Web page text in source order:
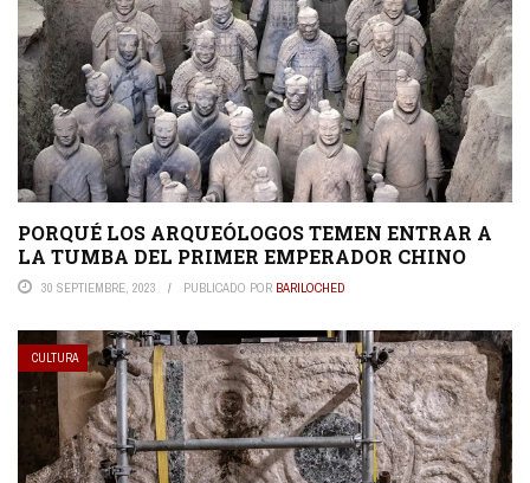
PORQUÉ LOS ARQUEÓLOGOS TEMEN ENTRAR A
LA TUMBA DEL PRIMER EMPERADOR CHINO
30 SEPTIEMBRE, 2023 PUBLICADO POR BARILOCHED
CULTURA